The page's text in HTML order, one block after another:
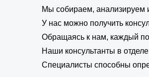
Мы собираем, анализируем
У нас можно получить
Обращаясь к нам, каждый
Наши консультанты в
Специалисты способны